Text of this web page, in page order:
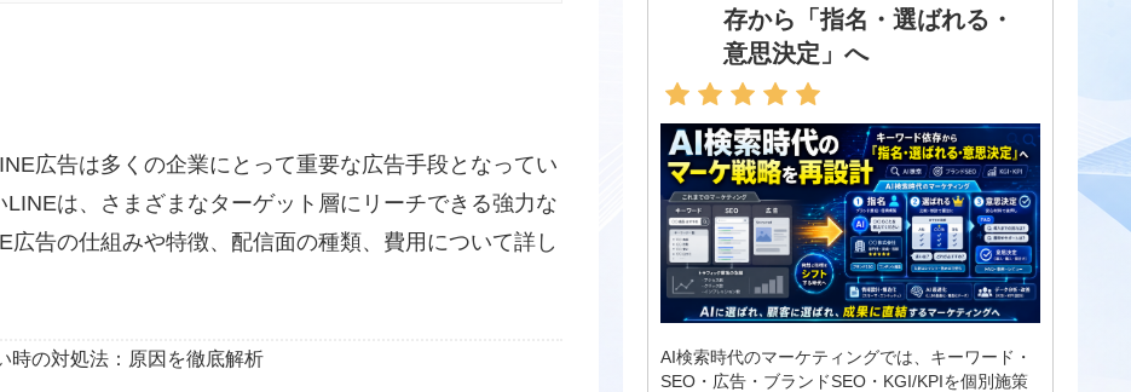
広告は多くの企業にとって重要な広告手段となってい
は、さまざまなターゲット層にリーチできる強力な
告の仕組みや特徴、配信面の種類、費用について詳し
時の対処法：原因を徹底解析
存から「指名・選ばれる・
意思決定」へ
AI検索時代のマーケティングでは、キーワード・
SEO・広告・ブランドSEO・KGI/KPIを個別施策